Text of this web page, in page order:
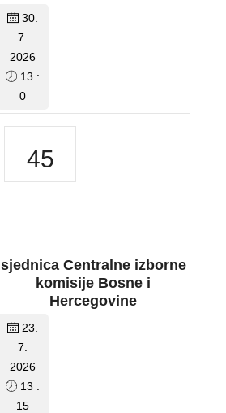
30.
7.
2026
13 :
0
45
sjednica Centralne izborne
komisije Bosne i
Hercegovine
23.
7.
2026
13 :
15